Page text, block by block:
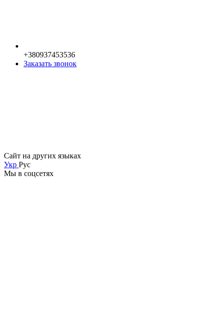
+380937453536
Заказать звонок
Сайт на других языках
Укр Рус
Мы в соцсетях